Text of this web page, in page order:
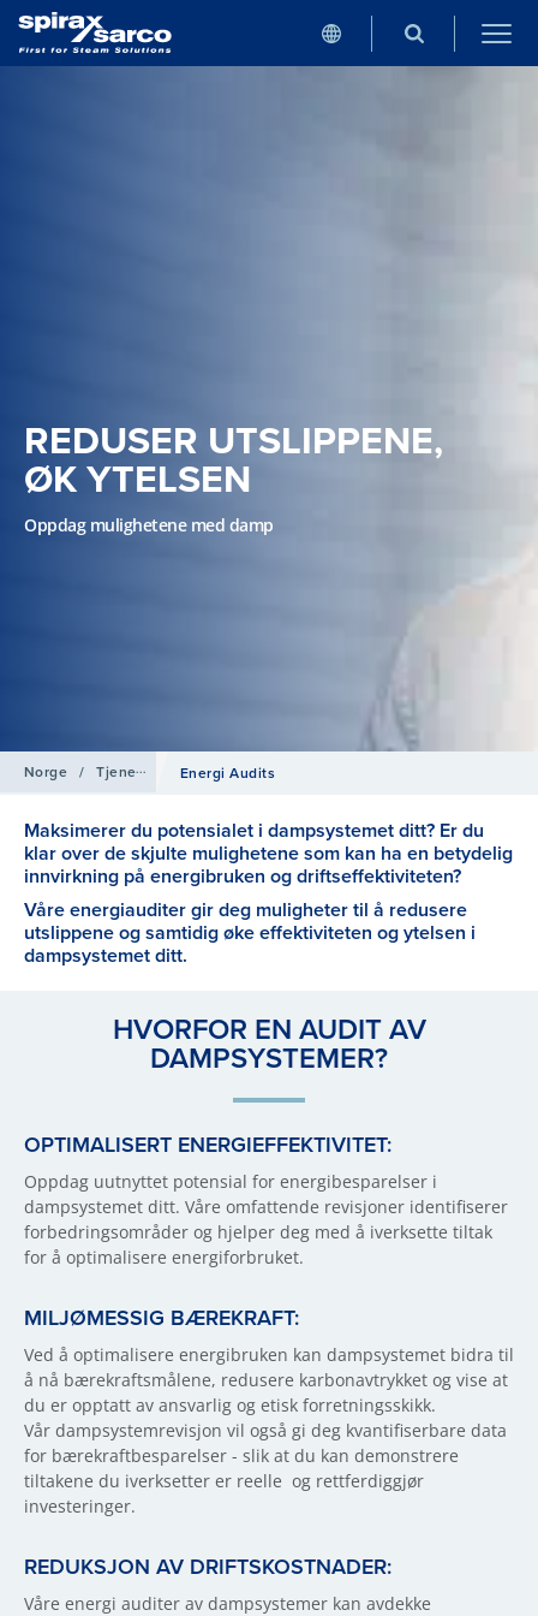
REDUSER UTSLIPPENE,
ØK YTELSEN
Oppdag mulighetene med damp
Norge / Tjenester Energi Audits
Maksimerer du potensialet i dampsystemet ditt? Er du
klar over de skjulte mulighetene som kan ha en betydelig
innvirkning på energibruken og driftseffektiviteten?
Våre energiauditer gir deg muligheter til å redusere
utslippene og samtidig øke effektiviteten og ytelsen i
dampsystemet ditt.
HVORFOR EN AUDIT AV
DAMPSYSTEMER?
OPTIMALISERT ENERGIEFFEKTIVITET:
Oppdag uutnyttet potensial for energibesparelser i
dampsystemet ditt. Våre omfattende revisjoner identifiserer
forbedringsområder og hjelper deg med å iverksette tiltak
for å optimalisere energiforbruket.
MILJØMESSIG BÆREKRAFT:
Ved å optimalisere energibruken kan dampsystemet bidra til
å nå bærekraftsmålene, redusere karbonavtrykket og vise at
du er opptatt av ansvarlig og etisk forretningsskikk.
Vår dampsystemrevisjon vil også gi deg kvantifiserbare data
for bærekraftbesparelser - slik at du kan demonstrere
tiltakene du iverksetter er reelle og rettferdiggjør
investeringer.
REDUKSJON AV DRIFTSKOSTNADER:
Våre energi auditer av dampsystemer kan avdekke